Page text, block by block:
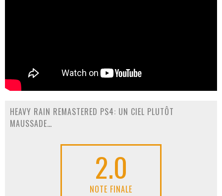
HEAVY RAIN REMASTERED PS4: UN CIEL PLUTÔT
MAUSSADE…
2.0
NOTE FINALE